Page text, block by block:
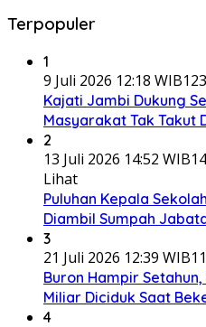
Terpopuler
1
9 Juli 2026 12:18 WIB
Kajati Jambi Dukung
Masyarakat Tak Takut
2
13 Juli 2026 14:52 WIB
Lihat
Puluhan Kepala
Diambil Sumpah
3
21 Juli 2026 12:39 WIB
Buron Hampir Setahun,
Miliar Diciduk Saat
4